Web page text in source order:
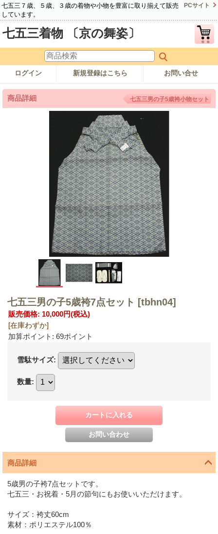
七五三７歳、５歳、３歳の着物や小物を豊富に取り揃えて販売
しています。
PCサイト
七五三着物 〔京の舞姿〕
ログイン 新規登録はこちら お問い合せ
商品詳細 七五三男の子5歳袴小物セット
七五三男の子5歳袴7点セット [tbhn04]
販売価格: 10,000円(税込)
[在庫わずか]
加算ポイント: 69ポイント
雪駄サイズ:
数量:
商品詳細
5歳男の子袴7点セットです。
七五三・お祝着・5月の節句にもお使いいただけます。
サイズ：袴丈60cm
素材：ポリエステル100％